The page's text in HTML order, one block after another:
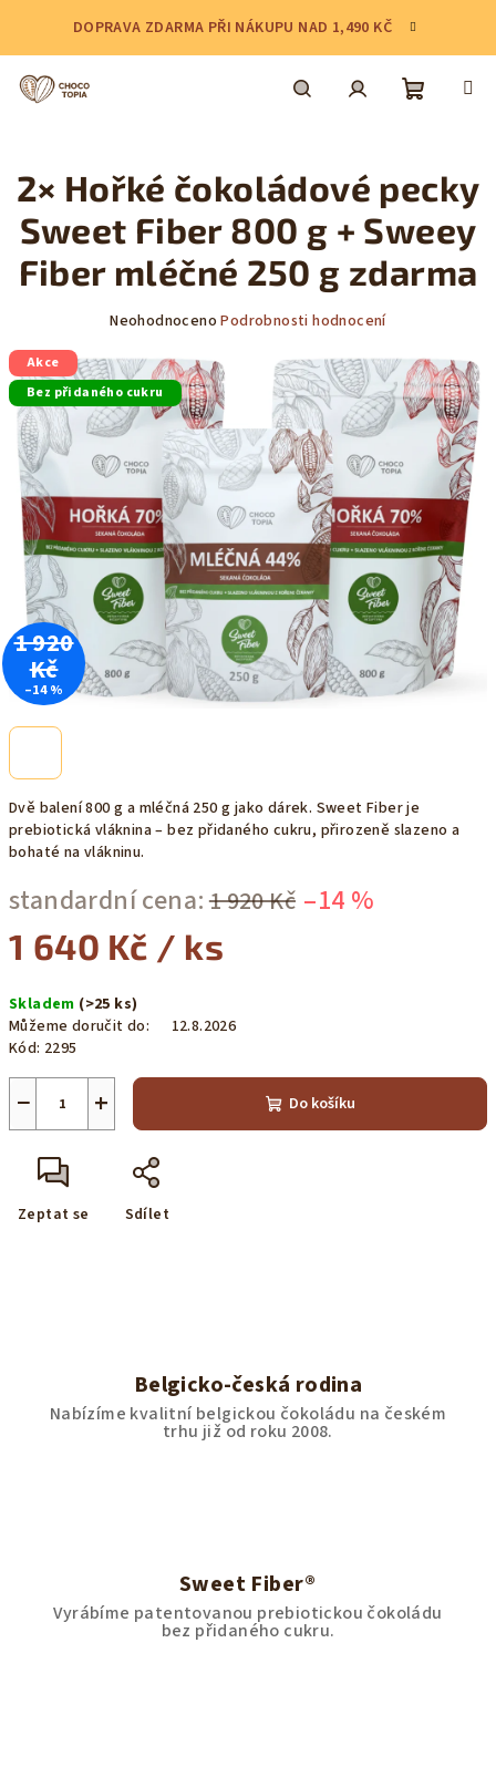
obsah
DOPRAVA ZDARMA PŘI NÁKUPU NAD 1,490 KČ
košík
Dvě balení 800 g a mléčná 250 g jako dárek. Sweet Fiber je
prebiotická vláknina – bez přidaného cukru, přirozeně slazeno a
bohaté na vlákninu.
standardní cena:1 920 Kč –14 %
1 640 Kč / ks
cena:
Skladem (>25 ks)
Můžeme doručit do:
12.8.2026
Kód: 2295
+
− Do košíku
Zeptat se Sdílet
2× Hořké čokoládové pecky
Sweet Fiber 800 g + Sweey
Fiber mléčné 250 g zdarma
Průměrné
produktu
je
0,0
z
5
hvězdiček.
Neohodnoceno Podrobnosti hodnocení
Akce
Bez přidaného cukru
1 920
Kč
–14 %
Belgicko-česká rodina
Nabízíme kvalitní belgickou čokoládu na českém
trhu již od roku 2008.
Sweet Fiber®
Vyrábíme patentovanou prebiotickou čokoládu
bez přidaného cukru.